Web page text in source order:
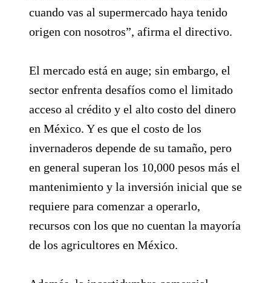
cuando vas al supermercado haya tenido
origen con nosotros”, afirma el directivo.
El mercado está en auge; sin embargo, el
sector enfrenta desafíos como el limitado
acceso al crédito y el alto costo del dinero
en México. Y es que el costo de los
invernaderos depende de su tamaño, pero
en general superan los 10,000 pesos más el
mantenimiento y la inversión inicial que se
requiere para comenzar a operarlo,
recursos con los que no cuentan la mayoría
de los agricultores en México.